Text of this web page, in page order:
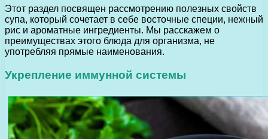
Этот раздел посвящен рассмотрению полезных свойств
супа, который сочетает в себе восточные специи, нежный
рис и ароматные ингредиенты. Мы расскажем о
преимуществах этого блюда для организма, не
употребляя прямые наименования.
Укрепление иммунной системы